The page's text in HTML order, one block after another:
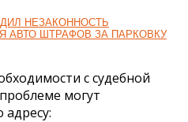
НЕЗАКОННОСТЬ
АВТО ШТРАФОВ ЗА ПАРКОВКУ
с судебной
могут
адресу: